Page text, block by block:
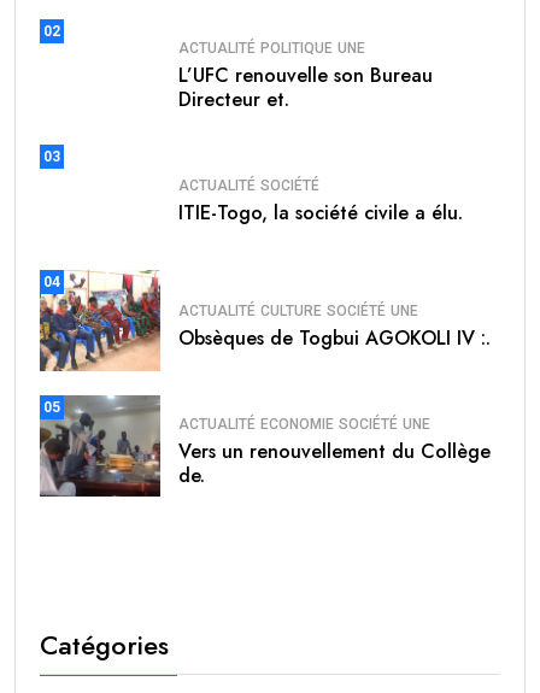
02
ACTUALITÉ POLITIQUE UNE
L’UFC renouvelle son Bureau
Directeur et.
03
ACTUALITÉ SOCIÉTÉ
ITIE-Togo, la société civile a élu.
04
ACTUALITÉ CULTURE SOCIÉTÉ UNE
Obsèques de Togbui AGOKOLI IV :.
05
ACTUALITÉ ECONOMIE SOCIÉTÉ UNE
Vers un renouvellement du Collège
de.
Catégories